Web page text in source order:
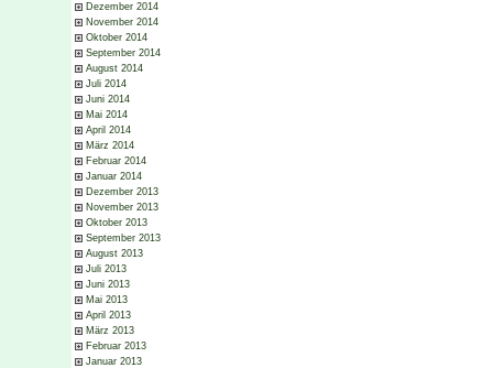
Dezember 2014
November 2014
Oktober 2014
September 2014
August 2014
Juli 2014
Juni 2014
Mai 2014
April 2014
März 2014
Februar 2014
Januar 2014
Dezember 2013
November 2013
Oktober 2013
September 2013
August 2013
Juli 2013
Juni 2013
Mai 2013
April 2013
März 2013
Februar 2013
Januar 2013